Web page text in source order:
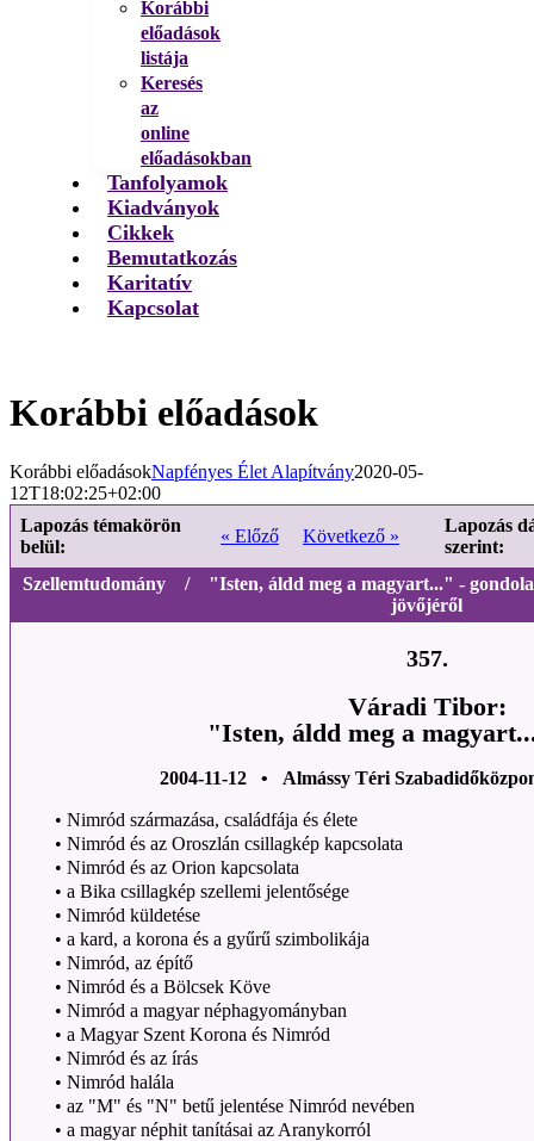
Korábbi
előadások
listája
Keresés
az
online
előadásokban
Tanfolyamok
Kiadványok
Cikkek
Bemutatkozás
Karitatív
Kapcsolat
Korábbi előadások
Korábbi előadásokNapfényes Élet Alapítvány2020-05-
12T18:02:25+02:00
Lapozás témakörön
belül:
« Előző Következő »
Lapozás
szerint:
Szellemtudomány / "Isten, áldd meg a magyart..." -
jövőjéről
357.
Váradi Tibor:
"Isten, áldd meg a
2004-11-12 • Almássy Téri
• Nimród származása, családfája és élete
• Nimród és az Oroszlán csillagkép kapcsolata
• Nimród és az Orion kapcsolata
• a Bika csillagkép szellemi jelentősége
• Nimród küldetése
• a kard, a korona és a gyűrű szimbolikája
• Nimród, az építő
• Nimród és a Bölcsek Köve
• Nimród a magyar néphagyományban
• a Magyar Szent Korona és Nimród
• Nimród és az írás
• Nimród halála
• az "M" és "N" betű jelentése Nimród nevében
• a magyar néphit tanításai az Aranykorról